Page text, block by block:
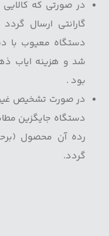
گارانتی ارسال
دستگاه معیوب با
شد و هزینه ایاب
بود .
در صورت تشخیص
دستگاه جایگزین
رده آن محصول
گردد.